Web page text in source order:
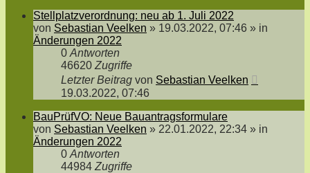
Stellplatzverordnung: neu ab 1. Juli 2022
von Sebastian Veelken » 19.03.2022, 07:46 » in
Änderungen 2022
0 Antworten
46620 Zugriffe
Letzter Beitrag von Sebastian Veelken
19.03.2022, 07:46
BauPrüfVO: Neue Bauantragsformulare
von Sebastian Veelken » 22.01.2022, 22:34 » in
Änderungen 2022
0 Antworten
44984 Zugriffe